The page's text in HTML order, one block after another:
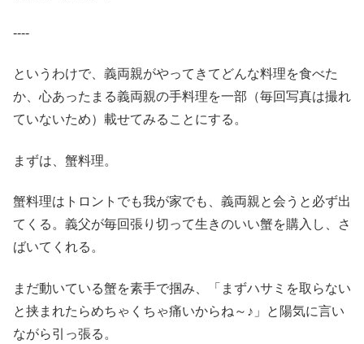
‐‐‐‐
というわけで、義両親がやってきてどんな料理を食べた
か、心あったまる義両親の手料理を一部（毎回写真は撮れ
ていないため）載せてみることにする。
まずは、蟹料理。
蟹料理はトロントでも我が家でも、義両親と会うと必ず出
てくる。義父が毎回張り切って生きのいい蟹を購入し、さ
ばいてくれる。
まだ動いている蟹を素手で掴み、「まずハサミを取らない
と挟まれたらめちゃくちゃ痛いからね～♪」と陽気に言い
ながら引っ張る。